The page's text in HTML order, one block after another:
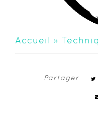
Accueil »
Partager